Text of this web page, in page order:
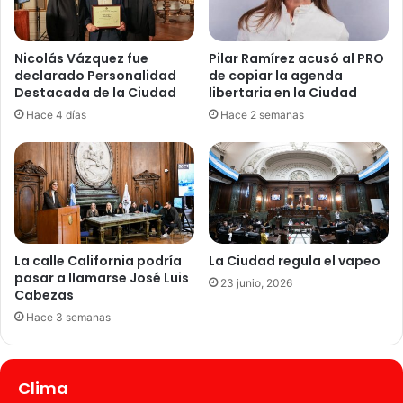
o
r
s
d
e
l
s
a
l
u
d
l
a
r
ó
r
o
g
a
d
e
l
a
s
m
e
i
a
Nicolás Vázquez fue
declarado Personalidad
Destacada de la Ciudad
Hace 4 días
Pilar Ramírez acusó al PRO
de copiar la agenda
libertaria en la Ciudad
Hace 2 semanas
La calle California podría
pasar a llamarse José Luis
Cabezas
Hace 3 semanas
La Ciudad regula el vapeo
23 junio, 2026
Clima